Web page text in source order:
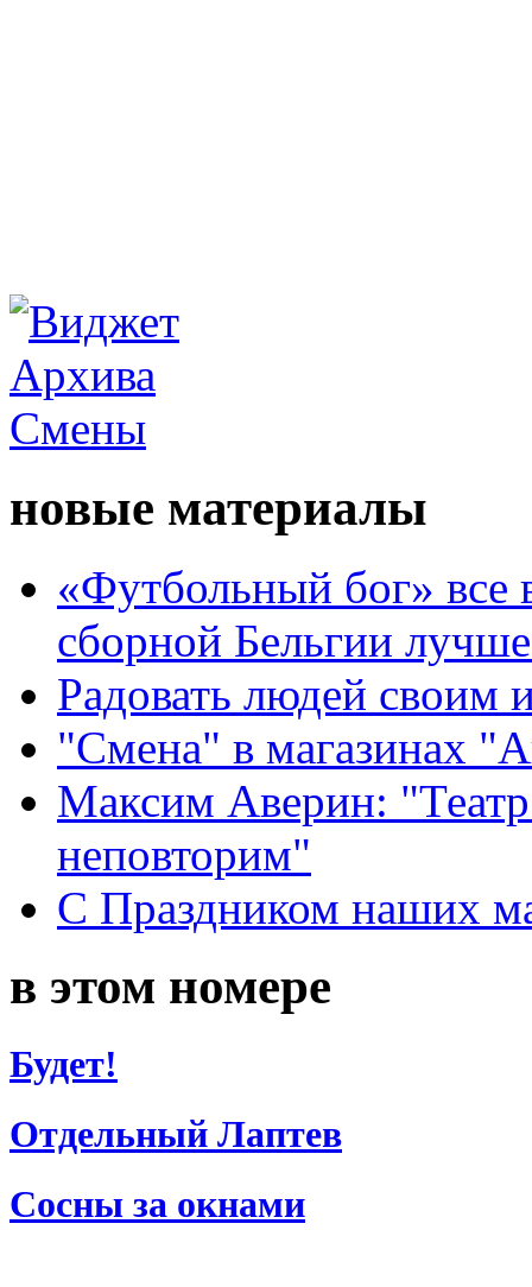
новые материалы
«Футбольный бог» все
сборной Бельгии
Радовать людей своим
"Смена" в магазинах
Максим Аверин:
неповторим"
С Праздником наших
в этом номере
Будет!
Отдельный Лаптев
Сосны за окнами